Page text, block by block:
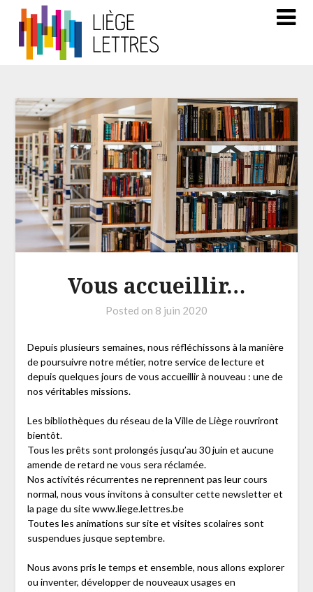
Vous accueillir…
Posted on 8 juin 2020
Depuis plusieurs semaines, nous réfléchissons à la manière
de poursuivre notre métier, notre service de lecture et
depuis quelques jours de vous accueillir à nouveau : une de
nos véritables missions.
Les bibliothèques du réseau de la Ville de Liège rouvriront
bientôt.
Tous les prêts sont prolongés jusqu’au 30 juin et aucune
amende de retard ne vous sera réclamée.
Nos activités récurrentes ne reprennent pas leur cours
normal, nous vous invitons à consulter cette newsletter et
la page du site www.liege.lettres.be
Toutes les animations sur site et visites scolaires sont
suspendues jusque septembre.
Nous avons pris le temps et ensemble, nous allons explorer
ou inventer, développer de nouveaux usages en